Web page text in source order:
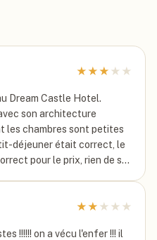
★★★ ★ ★
Dream Castle Hotel.
son architecture
les chambres sont petites
déjeuner était correct, le
pour le prix, rien de s…
★★ ★ ★ ★
!!!!!! on a vécu l'enfer !!! il